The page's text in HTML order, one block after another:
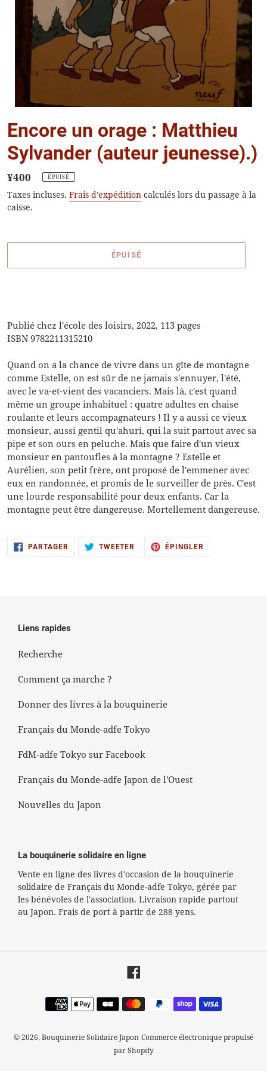
Encore un orage : Matthieu
Sylvander (auteur jeunesse).)
Prix
normal
¥400 ÉPUISÉ
Taxes incluses. Frais d'expédition calculés lors du passage à la
caisse.
ÉPUISÉ
à
votre
Publié chez l'école des loisirs, 2022, 113 pages
ISBN 9782211315210
Quand on a la chance de vivre dans un gîte de montagne
comme Estelle, on est sûr de ne jamais s'ennuyer, l'été,
avec le va-et-vient des vacanciers. Mais là, c'est quand
même un groupe inhabituel : quatre adultes en chaise
roulante et leurs accompagnateurs ! Il y a aussi ce vieux
monsieur, aussi gentil qu'ahuri, qui la suit partout avec sa
pipe et son ours en peluche. Mais que faire d'un vieux
monsieur en pantoufles à la montagne ? Estelle et
Aurélien, son petit frère, ont proposé de l'emmener avec
eux en randonnée, et promis de le surveiller de près. C'est
une lourde responsabilité pour deux enfants. Car la
montagne peut être dangereuse. Mortellement dangereuse.
PARTAGER PARTAGERTWEETER TWEETERÉPINGLER
Liens rapides
Recherche
Comment ça marche ?
Donner des livres à la bouquinerie
Français du Monde-adfe Tokyo
FdM-adfe Tokyo sur Facebook
Français du Monde-adfe Japon de l'Ouest
Nouvelles du Japon
La bouquinerie solidaire en ligne
Vente en ligne des livres d'occasion de la bouquinerie
solidaire de Français du Monde-adfe Tokyo, gérée par
les bénévoles de l'association. Livraison rapide partout
au Japon. Frais de port à partir de 288 yens.
Facebook
Moyens
de
© 2026,Bouquinerie Solidaire Japon Commerce électronique propulsé
par Shopify